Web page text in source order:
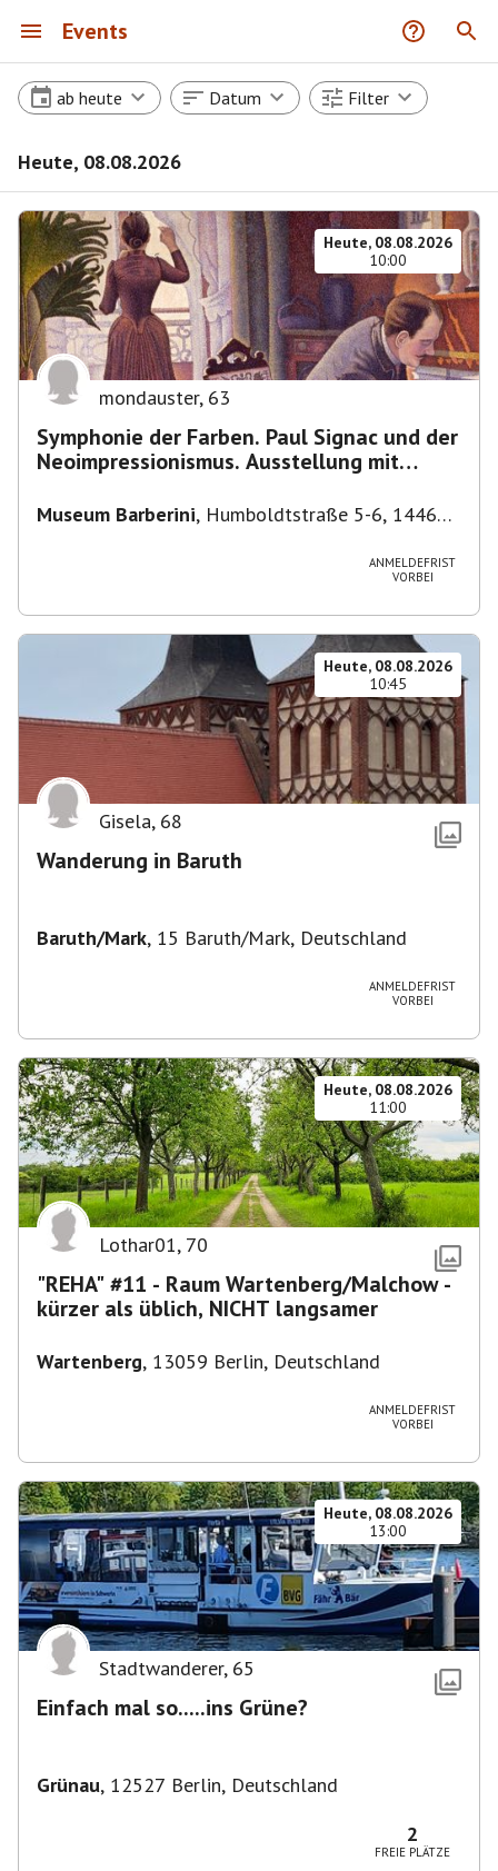
Events
ab heute Datum Filter
Heute, 08.08.2026
Heute, 08.08.2026
10:00
mondauster, 63
Symphonie der Farben. Paul Signac und der
Neoimpressionismus. Ausstellung mit
Museum Barberini, Humboldtstraße 5-6, 14467
ANMELDEFRIST
VORBEI
Heute, 08.08.2026
10:45
Gisela, 68
Wanderung in Baruth
Baruth/Mark, 15 Baruth/Mark, Deutschland
ANMELDEFRIST
VORBEI
Heute, 08.08.2026
11:00
Lothar01, 70
"REHA" #11 - Raum Wartenberg/Malchow -
kürzer als üblich, NICHT langsamer
Wartenberg, 13059 Berlin, Deutschland
ANMELDEFRIST
VORBEI
Heute, 08.08.2026
13:00
Stadtwanderer, 65
Einfach mal so.....ins Grüne?
Grünau, 12527 Berlin, Deutschland
2
FREIE PLÄTZE